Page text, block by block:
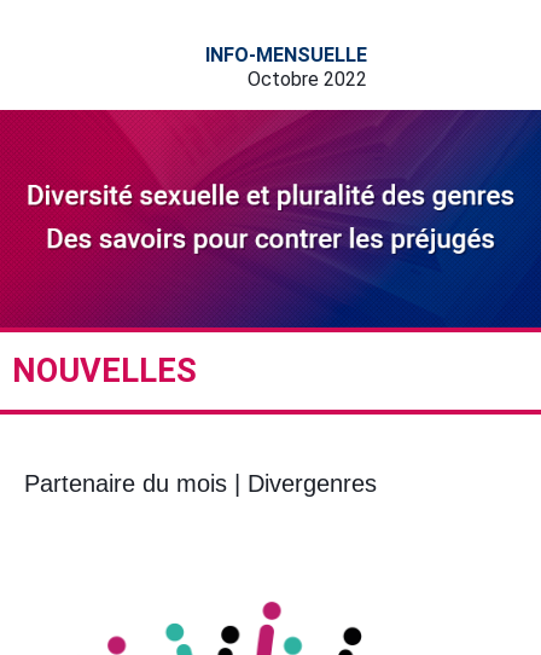
INFO-MENSUELLE
Octobre 2022
NOUVELLES
Partenaire du mois | Divergenres